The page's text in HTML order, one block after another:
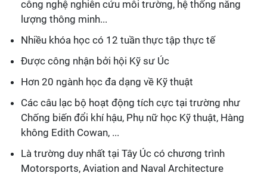
công nghệ nghiên cứu môi trường, hệ thống năng
lượng thông minh...
Nhiều khóa học có 12 tuần thực tập thực tế
Được công nhận bởi hội Kỹ sư Úc
Hơn 20 ngành học đa dạng về Kỹ thuật
Các câu lạc bộ hoạt động tích cực tại trường như
Chống biến đổi khí hậu, Phụ nữ học Kỹ thuật, Hàng
không Edith Cowan, ...
Là trường duy nhất tại Tây Úc có chương trình
Motorsports, Aviation and Naval Architecture